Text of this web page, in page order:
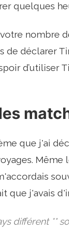
quelques
nombre
de déclarer
que j'ai
que j'avais
différent **